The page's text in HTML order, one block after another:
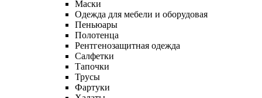
Маски
Одежда для мебели и оборудовая
Пеньюары
Полотенца
Рентгенозащитная одежда
Салфетки
Тапочки
Трусы
Фартуки